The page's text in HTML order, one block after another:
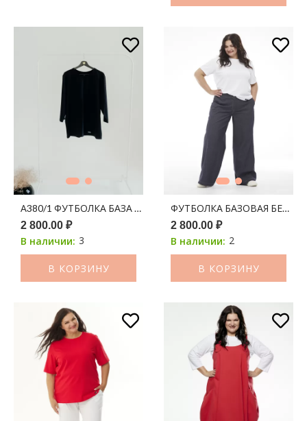
А380/1 ФУТБОЛКА БАЗА ЧЁРНАЯ 3/4
2 800.00 ₽
В наличии: 3
В КОРЗИНУ
ФУТБОЛКА БАЗОВАЯ БЕЛАЯ
2 800.00 ₽
В наличии: 2
В КОРЗИНУ